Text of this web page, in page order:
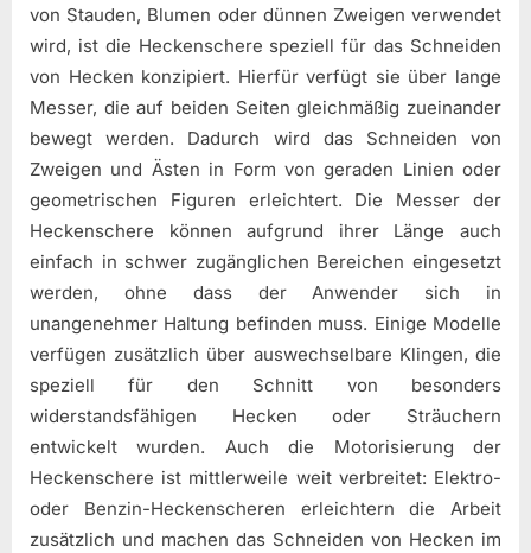
von Stauden, Blumen oder dünnen Zweigen verwendet
wird, ist die Heckenschere speziell für das Schneiden
von Hecken konzipiert. Hierfür verfügt sie über lange
Messer, die auf beiden Seiten gleichmäßig zueinander
bewegt werden. Dadurch wird das Schneiden von
Zweigen und Ästen in Form von geraden Linien oder
geometrischen Figuren erleichtert. Die Messer der
Heckenschere können aufgrund ihrer Länge auch
einfach in schwer zugänglichen Bereichen eingesetzt
werden, ohne dass der Anwender sich in
unangenehmer Haltung befinden muss. Einige Modelle
verfügen zusätzlich über auswechselbare Klingen, die
speziell für den Schnitt von besonders
widerstandsfähigen Hecken oder Sträuchern
entwickelt wurden. Auch die Motorisierung der
Heckenschere ist mittlerweile weit verbreitet: Elektro-
oder Benzin-Heckenscheren erleichtern die Arbeit
zusätzlich und machen das Schneiden von Hecken im